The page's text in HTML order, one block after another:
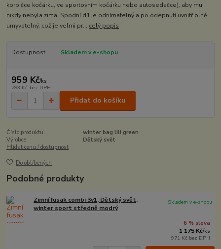
korbičce kočárku, ve sportovním kočárku nebo autosedačce), aby mu
nikdy nebyla zima. Spodní díl je odnímatelný a po odepnutí uvnitř plně
umyvatelný, což je velmi pr... celý popis
Dostupnost Skladem v e-shopu
959 Kč/ks
793 Kč bez DPH
Přidat do košíku
Číslo produktu:
winter bag lili green
Výrobce:
Dětský svět
Hlídat cenu / dostupnost
Do oblíbených
Podobné produkty
Zimní fusak combi 3v1, Dětský svět,
winter sport středně modrý
6 % sleva
1 175 Kč/ks
971 Kč bez DPH
Skladem v e-shopu